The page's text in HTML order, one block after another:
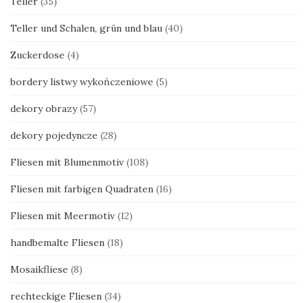
Teller und Schalen, grün und blau (40)
Zuckerdose (4)
bordery listwy wykończeniowe (5)
dekory obrazy (57)
dekory pojedyncze (28)
Fliesen mit Blumenmotiv (108)
Fliesen mit farbigen Quadraten (16)
Fliesen mit Meermotiv (12)
handbemalte Fliesen (18)
Mosaikfliese (8)
rechteckige Fliesen (34)